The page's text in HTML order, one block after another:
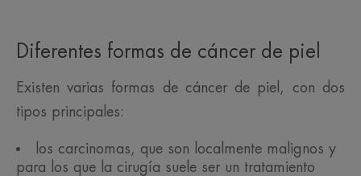
Diferentes formas de cáncer de piel
Existen varias formas de cáncer de piel, con dos
tipos principales:
los carcinomas, que son localmente malignos y
para los que la cirugía suele ser un tratamiento